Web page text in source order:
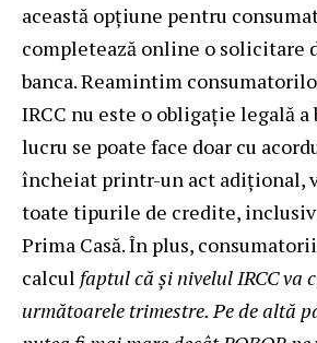
această opțiune pentru
completează online o solicitare
banca. Reamintim
IRCC nu este o obligație legală a
lucru se poate face doar cu
încheiat printr-un act adițional,
toate tipurile de credite,
Prima Casă. În plus,
calcul faptul că și nivelul IRCC va
următoarele trimestre. Pe de altă